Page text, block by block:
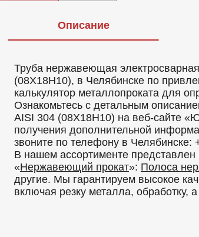
Описание
Труба нержавеющая
(08Х18Н10), в Челябинске по
калькулятор металлопроката для
Ознакомьтесь с детальным
AISI 304 (08Х18Н10) на веб-сайте
получения дополнительной
звоните по телефону в Челябинске:
В нашем ассортименте
«Нержавеющий прокат»: Полоса
другие. Мы гарантируем высокое
включая резку металла, обработку,